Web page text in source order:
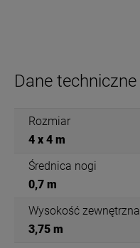
Dane techniczne
Rozmiar
4 x 4 m
Średnica nogi
0,7 m
Wysokość zewnętrzna
3,75 m